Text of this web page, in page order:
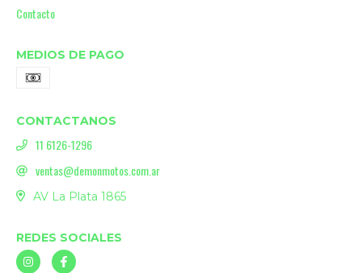
Contacto
MEDIOS DE PAGO
CONTACTANOS
11 6126-1296
ventas@demonmotos.com.ar
AV La Plata 1865
REDES SOCIALES